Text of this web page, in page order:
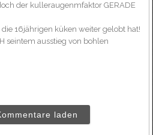
der kulleraugenmfaktor GERADE
16jährigen küken weiter gelobt hat!
seintem ausstieg von bohlen
laden